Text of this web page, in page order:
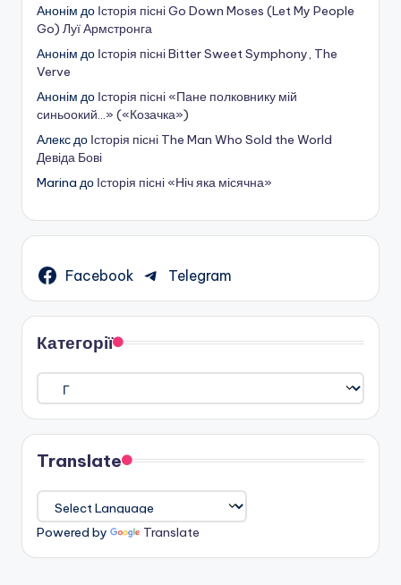
Анонім до Історія пісні Go Down Moses (Let My People
Go) Луї Армстронга
Анонім до Історія пісні Bitter Sweet Symphony, The
Verve
Анонім до Історія пісні «Пане полковнику мій
синьоокий…» («Козачка»)
Алексдо Історія пісні The Man Who Sold the World
Девіда Бові
Marina до Історія пісні «Ніч яка місячна»
Facebook Telegram
Категорії
Категорії
Translate
Powered by Translate